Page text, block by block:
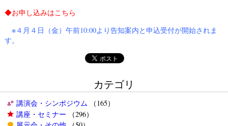
◆お申し込みはこちら
※４月４日（金）午前10:00より告知案内と申込受付が開始されま
す。
カテゴリ
講演会・シンポジウム （165）
講座・セミナー （296）